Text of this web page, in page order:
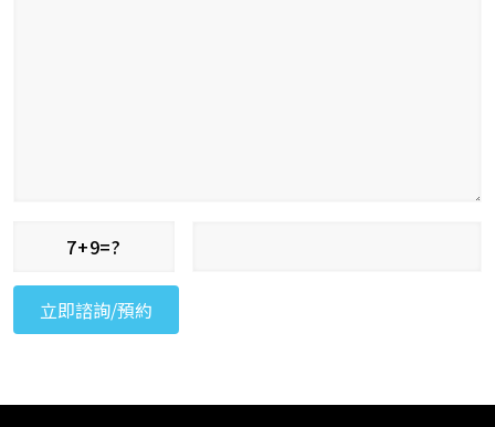
7+9=?